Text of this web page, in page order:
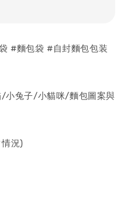
#麵包袋 #自封麵包包装
/小兔子/小貓咪/麵包圖案與
況)